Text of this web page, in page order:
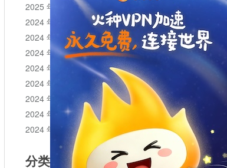
2025 年 1 月
2024 年 12 月
2024 年 11 月
2024 年 10 月
2024 年 9 月
2024 年 8 月
2024 年 7 月
2024 年 6 月
2024 年 5 月
分类目录